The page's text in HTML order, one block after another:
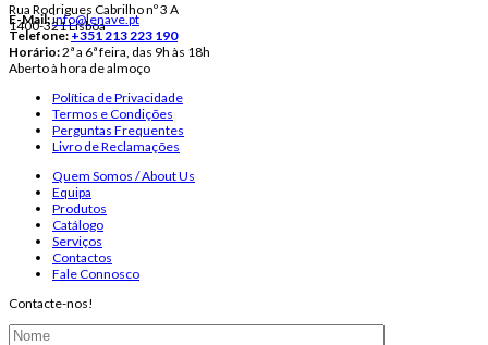
Rua Rodrigues Cabrilho nº 3 A
1400-321 Lisboa
E-Mail:info@lenave.pt
Telefone:+351 213 223 190
Horário:2ª a 6ª feira, das 9h às 18h
Aberto à hora de almoço
Política de Privacidade
Termos e Condições
Perguntas Frequentes
Livro de Reclamações
Quem Somos / About Us
Equipa
Produtos
Catálogo
Serviços
Contactos
Fale Connosco
Contacte-nos!